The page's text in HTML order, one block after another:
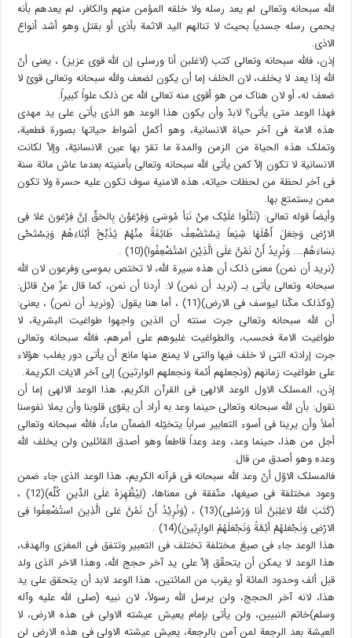
الله سبحانه وتعالى لم یعد رسله ولا خلقه المؤمن منهم والکافر، لم یعدهم بأنه
یحمی رسله جسدیاً بحیث لا تنالهم الید الاثمة بأذى أو بقتل وهو أشد أنواع
الاذى.
إذن، فالله سبحانه وتعالى کتب (لاغلبن أنا ورسلی إن الله قوی عزیز) ، یعنی أنّ
الله إذا یعد لا یخلف، لان الخلف إما أن یکون لضعف والله سبحانه وتعالى قویّ لا
ضعف له، أو لان هناک من هو أقوى منه تعالى الله عن ذلک علواً کبیراً.
فهذا الوعد متى یأتی؟ لابدّ وأن یکون هذا الوعد هو الذی یأتی على ید مهدی
هذه الامة فی آخر حیاة الانسانیة، وهو أکمل أشواط حیاتها بصورة قطعیة،
وتملک هذه الحیاة من الزمن والمدة ما تقرّ بها عین الانسانیّة، وإلاّ لکانت
الانسانیة لا تکون إلاّ کمن یأتی الله سبحانه وتعالى بأمنیته بعدما عاش مائة سنة
فی آخر لحظة من لحظات حیاته، هذه الامنیة سوف تکون علیه حسرة ولا تکون
ممن یستمتع بها.
وأیضاً قوله تعالى: (نَتْلُوا عَلَیْک مِنْ نَبَأ مُوسَى وَفِرْعَوْنَ بِالحَقِّ إنَّ فِرْعَونَ عَلا فِی
الارْضِ وَجَعَلَ أَهْلَهَا شِیَعاً یَسْتَضْعِفُ طَائِفَةً مِنْهُمْ یُذَبِّحُ أبْنَاءَهُمْ وَیَسْتَحْی
نِسَاءَهُمْ…. وَنُرِیدُ أَنْ نَمُنَّ عَلَى الَّذِیْنَ اسْتُضْعِفُوا)(10) .
(نرید أن نمن) معنى ذلک أن هذه سیرة الله، لا تختص بموسى وفرعون لان الله
سبحانه وتعالى یأتی بـ (نرید أن نمن) لا: أردنا أن نمن، کما قال عزّ مِنْ قائل:
(وکذلک مکّنا لیوسف فی الارض)(11) ، أما هنا یقول: (ونرید أن نمن) ، یعنی:
أن الله سبحانه وتعالى جرت سنته أن الذین واجهوا طواغیت البشریة، لا
طواغیت الامة فحسب، والطواغیت غلبوهم على أمرهم، فالله سبحانه وتعالى
جرت إرادته التی لا خلف فیها والتی لا یمنع منها مانع أن یأتی دور یغلب هؤلاء
على طواغیت زمانهم (ونجعلهم أئمة ونجعلهم الوارثین) إلى آخر الایات الکریمة.
إذن، المسلک الاول الوعد الالهی فی القرآن الکریم، هذا الوعد الالهی إما أن
نقول: بأن الله سبحانه وتعالى حینما وعد به أراد أن یقوّی قلوبنا وأن یملا نفوسنا
أملاً وأن یرینا فی أسوء التعابیر سراباً یتخیّله الضمآن ماءاً، فالله سبحانه وتعالى
أجل من هذا، حینما وعد، وعد وعداً قاطعاً وهو أصدق القائلین ولن یخلف الله
وعده وهو أصدق من قال.
فالمسلک الاوّل أنّ وعد الله سبحانه فی قرآنه الکریم، هذا الوعد الذی جاء ضمن
وعود مختلفة فی صیغها، متّفقة فی معناها، (لِیُظْهِرَهُ عَلَى الدِّینِ کُلِّه)(12) ،
(کَتَبَ اللهُ لاغلِبَنَّ أنا وَرُسُلِی)(13) ، (وَنُرِیْدُ أَنْ نَمُنَّ عَلى الَّذِینَ استُضْعِفُوا فِی
الارْضِ وَنَجْعَلهُمْ أئِمَّةً وَنَجْعَلَهُمُ الوارِثِینَ)(14) .
هذا الوعد جاء فی صیغ مختلفة تختلف فی التعبیر وتتفق فی المغزى والهدف،
هذا الوعد لا یمکن أن یتحقّق إلاّ على ید آخر حجج الله، وهذا الاخر الذی ولد
قبل ألف وحدود المائة أو یقرب من المائتین، هذا الوعد لابد أن یتحقق على ید
هذا، لانه آخر الحجج، ولن یرسل الله رسولاً، لان نبیه (صلى الله علیه وآله
وسلم)خاتم النبیین، ولن یأتی بإمام یعیش عیشته الاولى فی هذه الارض، لا
العیشة بعد الرجعة لمن آمن بالرجعة، یعیش عیشته الاولى فی هذه الارض لن